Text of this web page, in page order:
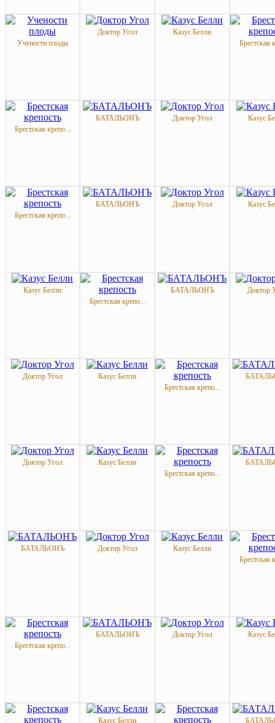
Учености плоды
Доктор Угол
Казус Белли
Брестская
Брестская крепо...
БАТАЛЬОНЪ Доктор Угол Казус
Брестская крепо...
БАТАЛЬОНЪ Доктор Угол Казус
Казус Белли
Брестская крепо...
БАТАЛЬОНЪ Доктор
Доктор Угол
Казус Белли
Брестская крепо...
Доктор Угол
Казус Белли
Брестская крепо...
БАТАЛЬОНЪ Доктор Угол
Казус Белли
Брестская
Брестская крепо...
БАТАЛЬОНЪ Доктор Угол Казус
Казус Белли